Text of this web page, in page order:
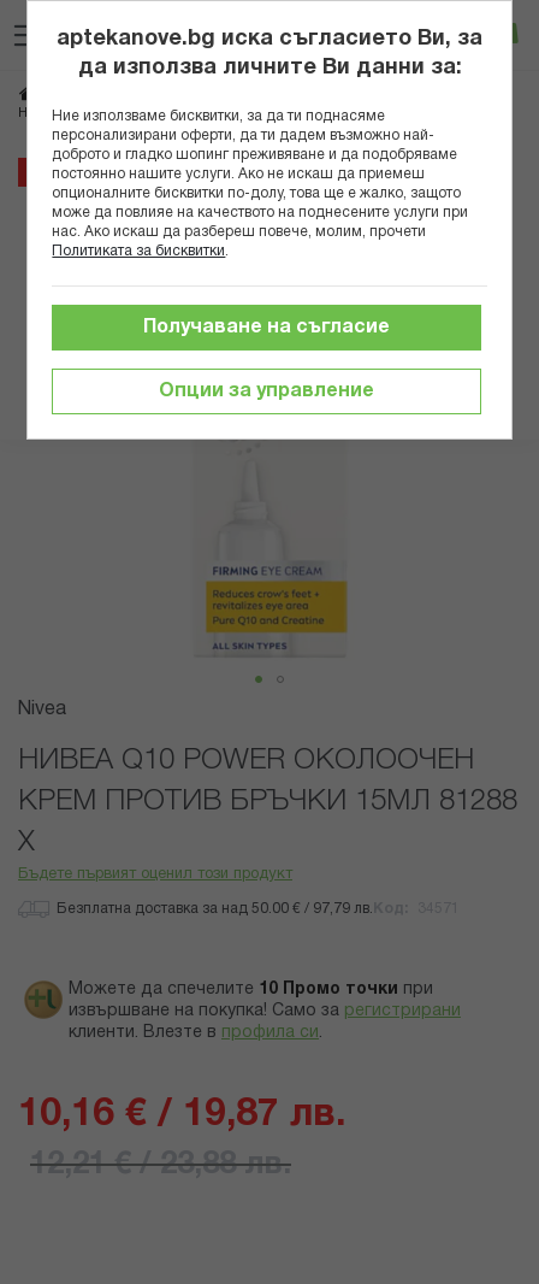
към
съдържанието
Вход
НИВЕА Q10 POWER ОКОЛООЧЕН КРЕМ ПРОТИВ БРЪЧКИ 15МЛ 81288 Х
17%
Преминете
края
Преминете
началото
галерия
със
снимки
Nivea
НИВЕА Q10 POWER ОКОЛООЧЕН
КРЕМ ПРОТИВ БРЪЧКИ 15МЛ 81288
Х
Бъдете първият оценил този продукт
Безплатна доставка за над 50.00 € / 97,79 лв.
Можете да спечелите 10 Промо точки
при
извършване на покупка! Само за регистрирани
клиенти. Влезте в профила си .
10,16 € / 19,87 лв.
12,21 € / 23,88 лв.
aptekanove.bg иска съгласието Ви, за
да използва личните Ви данни за:
Ние използваме бисквитки, за да ти поднасяме
персонализирани оферти, да ти дадем възможно най-
доброто и гладко шопинг преживяване и да подобряваме
постоянно нашите услуги. Ако не искаш да приемеш
опционалните бисквитки по-долу, това ще е жалко, защото
може да повлияе на качеството на поднесените услуги при
нас. Ако искаш да разбереш повече, молим, прочети
Политиката за бисквитки
Опции за управление
Получаване на съгласие